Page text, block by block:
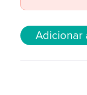
Adicionar